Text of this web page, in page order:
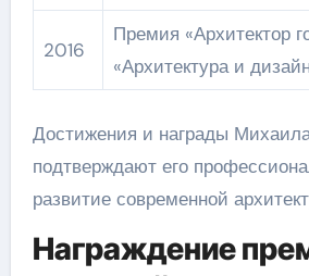
2016
Премия «Архитектор
«Архитектура и
Достижения и награды
подтверждают его
развитие современной
Награждение